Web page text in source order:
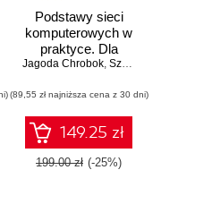
Podstawy sieci
komputerowych w
praktyce. Dla
studentai technika
przykładami i
ćwiczeniami w PT.
Praktyczny
videoporadnik
Jagoda Chrobok, Szymon Przybył
(89,55 zł najniższa cena z 30 dni)
149.25 zł
199.00 zł (-25%)